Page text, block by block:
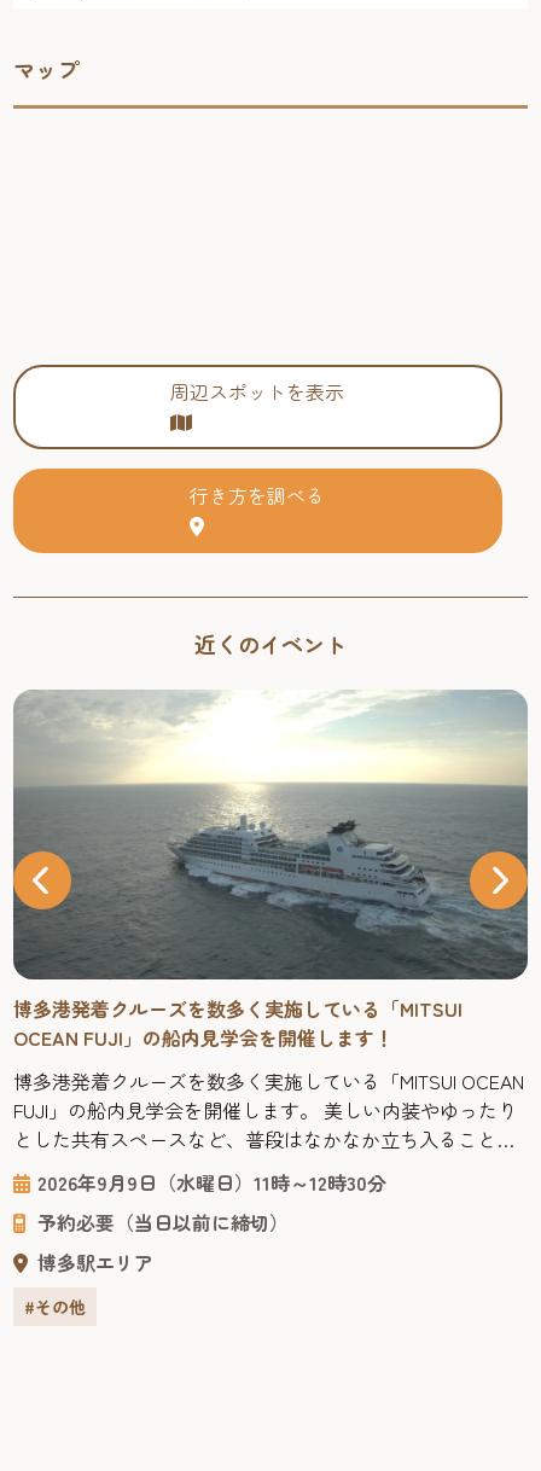
マップ
周辺スポットを表示
行き方を調べる
近くのイベント
博多港発着クルーズを数多く実施している「MITSUI
OCEAN FUJI」の船内見学会を開催します！
博多港発着クルーズを数多く実施している「MITSUI OCEAN
FUJI」の船内見学会を開催します。 美しい内装やゆったり
とした共有スペースなど、普段はなかなか立ち入ることの
できない船内を見学しながら、海の上で過ごす優雅な旅の
雰囲気やクルーズ船ならではの魅力を間近で体感できる貴
重な機会です。 申込1回につき、2名まで申し込みできます
ので、ご家族の方等も一緒にご応募できます。 是非この機
2026年9月9日（水曜日）11時～12時30分
予約必要（当日以前に締切）
博多駅エリア
#その他